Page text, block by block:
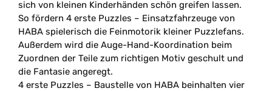
sich von kleinen Kinderhänden schön greifen lassen.
So fördern 4 erste Puzzles – Einsatzfahrzeuge von
HABA spielerisch die Feinmotorik kleiner Puzzlefans.
Außerdem wird die Auge-Hand-Koordination beim
Zuordnen der Teile zum richtigen Motiv geschult und
die Fantasie angeregt.
4 erste Puzzles – Baustelle von HABA beinhalten vier